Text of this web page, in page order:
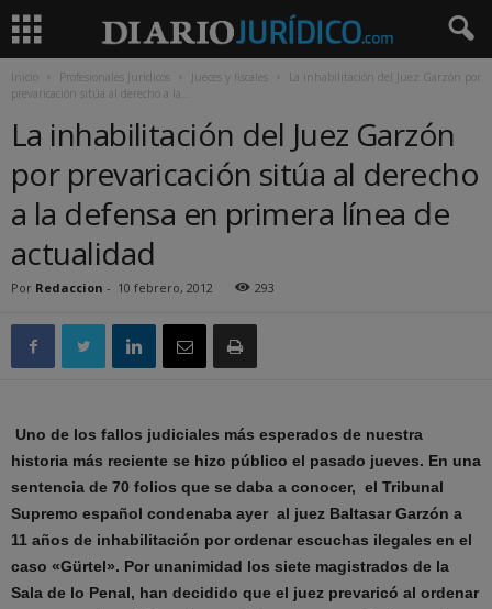
Inicio Profesionales Jurídicos Jueces y fiscales
La inhabilitación del Juez Garzón por
prevaricación sitúa al derecho a la...
La inhabilitación del Juez Garzón
por prevaricación sitúa al derecho
a la defensa en primera línea de
actualidad
Por Redaccion - 10 febrero, 2012 293
Uno de los fallos judiciales más esperados de nuestra
historia más reciente se hizo público el pasado jueves. En una
sentencia de 70 folios que se daba a conocer, el Tribunal
Supremo español condenaba ayer al juez Baltasar Garzón a
11 años de inhabilitación por ordenar escuchas ilegales en el
caso «Gürtel». Por unanimidad los siete magistrados de la
Sala de lo Penal, han decidido que el juez prevaricó al ordenar